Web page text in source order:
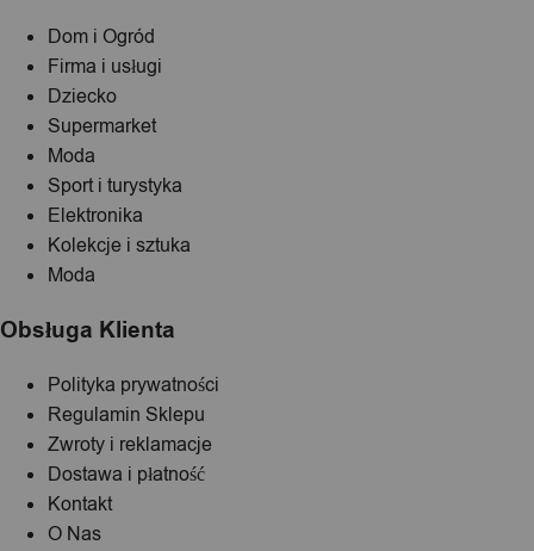
Dom i Ogród
Firma i usługi
Dziecko
Supermarket
Moda
Sport i turystyka
Elektronika
Kolekcje i sztuka
Moda
Obsługa Klienta
Polityka prywatności
Regulamin Sklepu
Zwroty i reklamacje
Dostawa i płatność
Kontakt
O Nas